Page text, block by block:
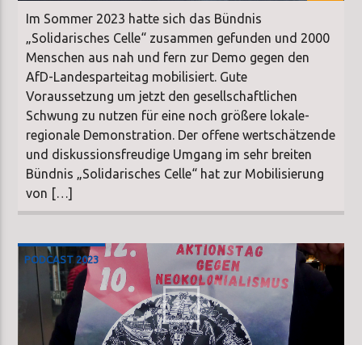
Im Sommer 2023 hatte sich das Bündnis
„Solidarisches Celle“ zusammen gefunden und 2000
Menschen aus nah und fern zur Demo gegen den
AfD-Landesparteitag mobilisiert. Gute
Voraussetzung um jetzt den gesellschaftlichen
Schwung zu nutzen für eine noch größere lokale-
regionale Demonstration. Der offene wertschätzende
und diskussionsfreudige Umgang im sehr breiten
Bündnis „Solidarisches Celle“ hat zur Mobilisierung
von […]
PODCAST 2023